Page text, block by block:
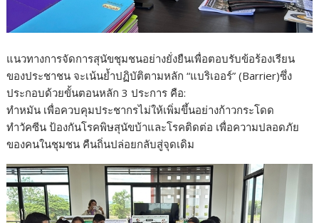
แนวทางการจัดการสุนัขชุมชนอย่างยั่งยืนเพื่อตอบรับข้อร้องเรียน
ของประชาชน จะเน้นย้ำปฏิบัติตามหลัก “แบริเออร์” (Barrier)ซึ่ง
ประกอบด้วยขั้นตอนหลัก 3 ประการ คือ:
ทำหมัน เพื่อควบคุมประชากรไม่ให้เพิ่มขึ้นอย่างก้าวกระโดด
ทำวัคซีน ป้องกันโรคพิษสุนัขบ้าและโรคติดต่อ เพื่อความปลอดภัย
ของคนในชุมชน คืนถิ่นปล่อยกลับสู่จุดเดิม